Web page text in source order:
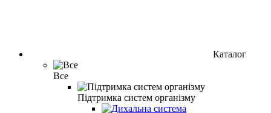
Каталог
Все
Підтримка систем організму